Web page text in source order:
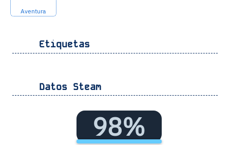
Aventura
Etiquetas
Datos Steam
98%